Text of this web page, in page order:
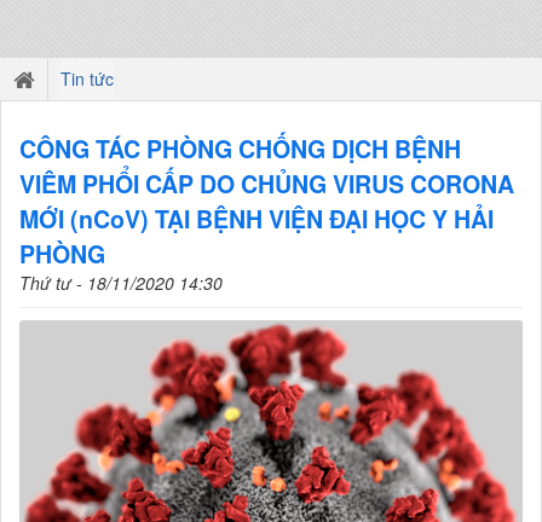
Tin tức
CÔNG TÁC PHÒNG CHỐNG DỊCH BỆNH
VIÊM PHỔI CẤP DO CHỦNG VIRUS CORONA
MỚI (nCoV) TẠI BỆNH VIỆN ĐẠI HỌC Y HẢI
PHÒNG
Thứ tư - 18/11/2020 14:30